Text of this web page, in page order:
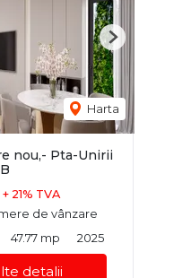
Harta
Next
nou,- Pta-Unirii
+ 21% TVA
de vânzare
47.77 mp 2025
detalii